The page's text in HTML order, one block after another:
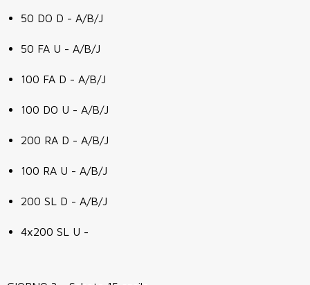
50 DO D - A/B/J
50 FA U - A/B/J
100 FA D - A/B/J
100 DO U - A/B/J
200 RA D - A/B/J
100 RA U - A/B/J
200 SL D - A/B/J
4x200 SL U -